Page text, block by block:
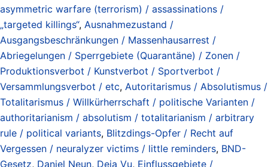
asymmetric warfare (terrorism) / assassinations /
„targeted killings“, Ausnahmezustand /
Ausgangsbeschränkungen / Massenhausarrest /
Abriegelungen / Sperrgebiete (Quarantäne) / Zonen /
Produktionsverbot / Kunstverbot / Sportverbot /
Versammlungsverbot / etc, Autoritarismus / Absolutismus /
Totalitarismus / Willkürherrschaft / politische Varianten /
authoritarianism / absolutism / totalitarianism / arbitrary
rule / political variants, Blitzdings-Opfer / Recht auf
Vergessen / neuralyzer victims / little reminders, BND-
Gesetz, Daniel Neun, Deja Vu, Einflussgebiete /